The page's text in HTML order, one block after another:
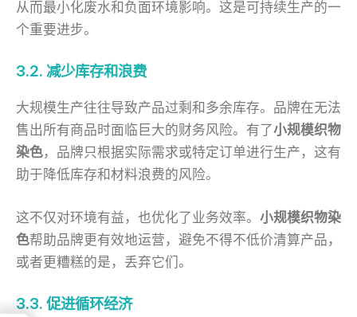
从而最小化废水和负面环境影响。这是可持续生产的一
个重要进步。
3.2. 减少库存和浪费
大规模生产往往导致产品过剩和多余库存。品牌在无法
售出所有商品时面临巨大的财务风险。有了小规模织物
染色，品牌只根据实际需求或特定订单进行生产，这有
助于降低库存和材料浪费的风险。
这不仅对环境有益，也优化了业务效率。 小规模织物染
色帮助品牌更有效地运营，避免不得不低价清算产品，
或者更糟糕的是，丢弃它们。
3.3. 促进循环经济